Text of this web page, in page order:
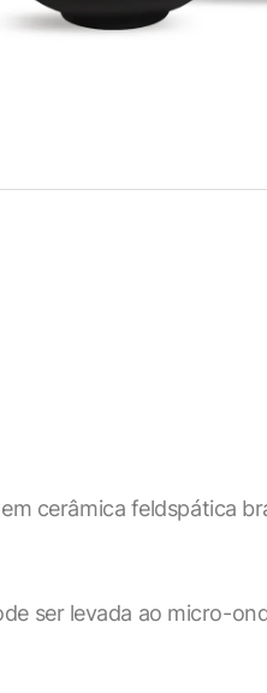
cerâmica feldspática
ser levada ao micro-
site usa cookies para
como necessários